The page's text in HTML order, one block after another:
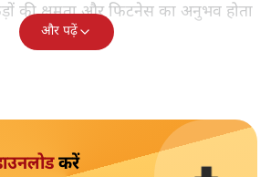
की क्षमता और फिटनेस का अनुभव होता
और पढ़ें
करें